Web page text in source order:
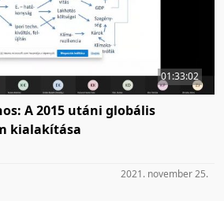
01:33:02
A 2015 utáni globális
kialakítása
2021. november 25.